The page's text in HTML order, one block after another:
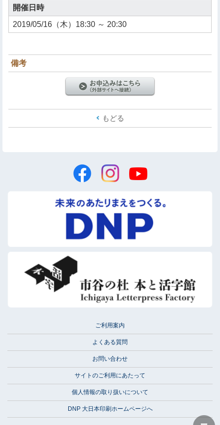
開催日時
2019/05/16（木）18:30 ～ 20:30
備考
もどる
ご利用案内
よくある質問
お問い合わせ
サイトのご利用にあたって
個人情報の取り扱いについて
DNP 大日本印刷ホームページへ